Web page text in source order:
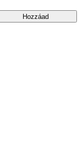
Hozzáad